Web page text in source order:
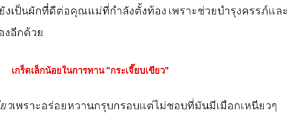
งเป็นผักที่ดีต่อคุณแม่ที่กำลังตั้งท้อง เพราะช่วยบำรุงครรภ์และ
งอีกด้วย
เกร็ดเล็กน้อยในการทาน "กระเจี๊ยบเขียว"
วเพราะอร่อยหวานกรุบกรอบแต่ไม่ชอบที่มันมีเมือกเหนียวๆ